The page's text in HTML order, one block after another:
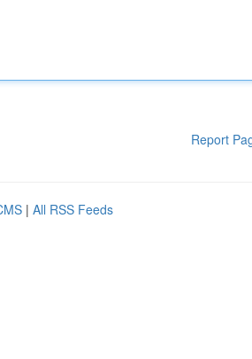
Report
| All RSS Feeds